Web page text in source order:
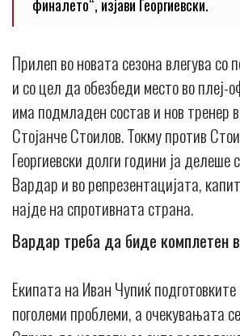
финалето“, изјави Георгиевски.
Прилеп во новата сезона влегува со
и со цел да обезбеди место во плеј-
има подмладен состав и нов тренер
Стојанче Стоилов. Токму против
Георгиевски долги години ја делеше
Вардар и во репрезентацијата,
најде на спротивната страна.
Вардар треба да биде комплетен
Екипата на Иван Чупиќ
поголеми проблеми, а очекувањата